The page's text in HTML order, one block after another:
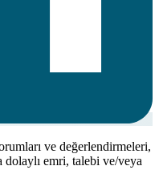
ve değerlendirmeleri,
emri, talebi ve/veya